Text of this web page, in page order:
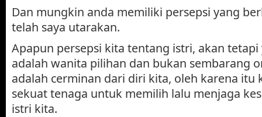
Dan mungkin anda memiliki persepsi yang
telah saya utarakan.
Apapun persepsi kita tentang istri, akan tetapi
adalah wanita pilihan dan bukan sembarang
adalah cerminan dari diri kita, oleh karena itu
sekuat tenaga untuk memilih lalu menjaga
istri kita.